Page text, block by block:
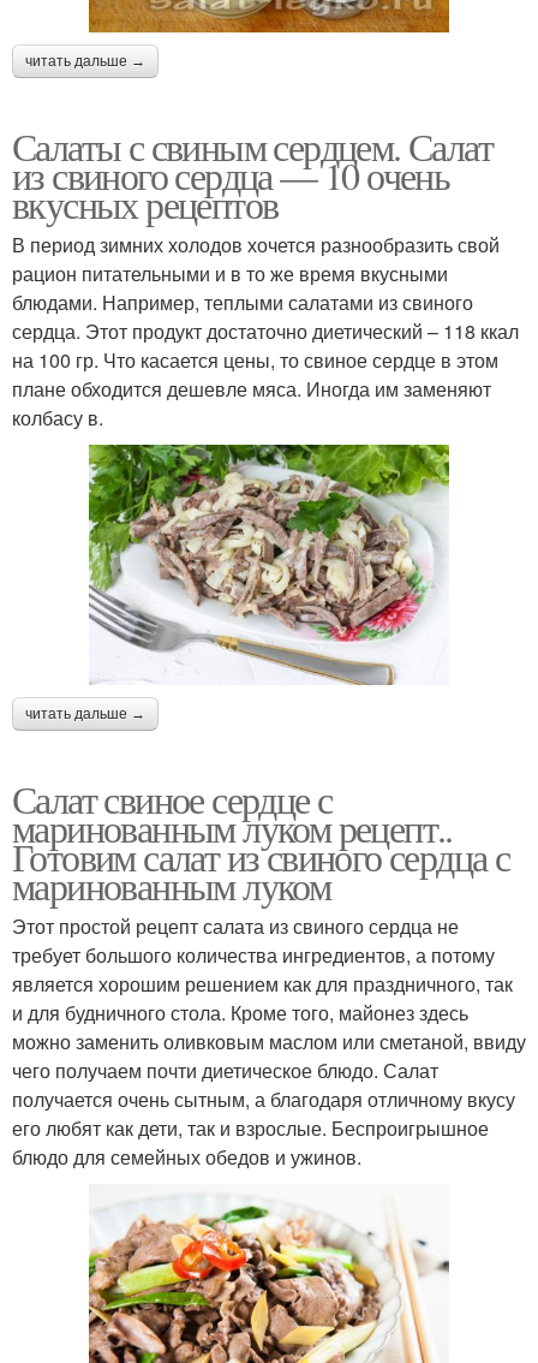
читать дальше →
Салаты с свиным сердцем. Салат
из свиного сердца — 10 очень
вкусных рецептов
В период зимних холодов хочется разнообразить свой
рацион питательными и в то же время вкусными
блюдами. Например, теплыми салатами из свиного
сердца. Этот продукт достаточно диетический – 118 ккал
на 100 гр. Что касается цены, то свиное сердце в этом
плане обходится дешевле мяса. Иногда им заменяют
колбасу в.
читать дальше →
Салат свиное сердце с
маринованным луком рецепт..
Готовим салат из свиного сердца с
маринованным луком
Этот простой рецепт салата из свиного сердца не
требует большого количества ингредиентов, а потому
является хорошим решением как для праздничного, так
и для будничного стола. Кроме того, майонез здесь
можно заменить оливковым маслом или сметаной, ввиду
чего получаем почти диетическое блюдо. Салат
получается очень сытным, а благодаря отличному вкусу
его любят как дети, так и взрослые. Беспроигрышное
блюдо для семейных обедов и ужинов.